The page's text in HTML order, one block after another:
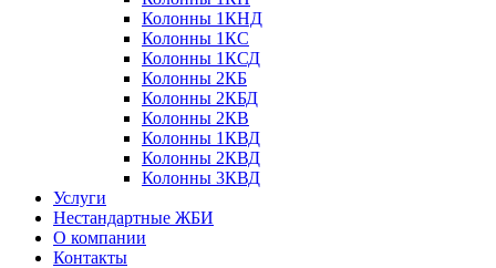
Колонны 1КНД
Колонны 1КС
Колонны 1КСД
Колонны 2КБ
Колонны 2КБД
Колонны 2КВ
Колонны 1КВД
Колонны 2КВД
Колонны 3КВД
Услуги
Нестандартные ЖБИ
О компании
Контакты